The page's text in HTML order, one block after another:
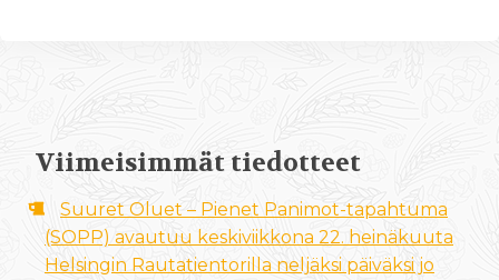
Viimeisimmät tiedotteet
Suuret Oluet – Pienet Panimot-tapahtuma
(SOPP) avautuu keskiviikkona 22. heinäkuuta
Helsingin Rautatientorilla neljäksi päiväksi jo